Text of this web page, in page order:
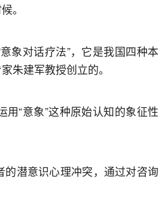
。
象对话疗法”，它是我国四种本
朱建军教授创立的。
“意象”这种原始认知的象征性
潜意识心理冲突，通过对咨询